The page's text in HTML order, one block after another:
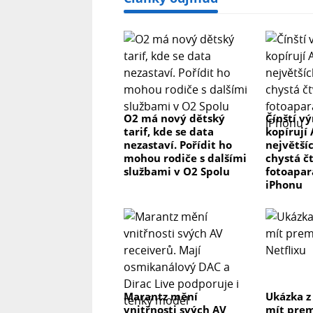
Automatické vypnutí po vyprázdnění
Upozornění prázdné nádržky ano
Ochrana proti přehřátí ne
Barva bílá
Rozměry a hmotnost
Hloubka 21 cm
Šířka 17,5 cm
Výška 21 cm
Váha 0,817 kg
Délka napájecího kabelu 149 cm
O2 má nový dětský
tarif, kde se data
nezastaví. Pořídit ho
mohou rodiče s dalšími
službami v O2 Spolu
Čínští
kopírují
chystá
iPhonu
Marantz mění
vnitřnosti svých AV
Ukázka
mít